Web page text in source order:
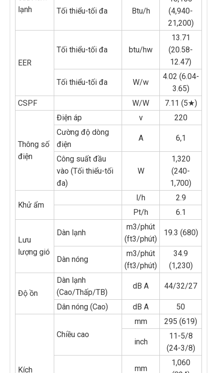
lạnh
Tối thiểu-tối đa Btu/h
(4,940-
21,200)
EER
Tối thiểu-tối đa btu/hw
13.71
(20.58-
12.47)
Tối thiểu-tối đa W/w
4.02 (6.04-
3.65)
CSPF
W/W 7.11 (5★)
Thông số
điện
Điện áp v
220
Cường độ dòng
điện
A 6,1
Công suất đầu
vào (Tối thiểu-tối
đa)
W
1,320
(240-
1,700)
Khử ẩm
l/h
2.9
Pt/h
6.1
Lưu
lượng gió
Dàn lạnh
m3/phút
(ft3/phút)
19.3 (680)
Dàn nóng
m3/phút
(ft3/phút)
34.9
(1,230)
Độ ồn
Dàn lạnh
(Cao/Thấp/TB)
dB A 44/32/27
Dân nóng (Cao) dB A 50
Kích
Chiều cao
mm 295 (619)
inch
11-5/8
(24-3/8)
mm
1,060